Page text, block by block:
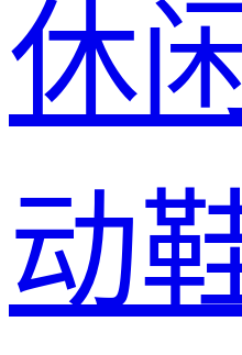
休
动